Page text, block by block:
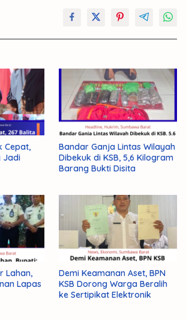
Cepat,
Jadi
Bandar Ganja Lintas Wilayah
Dibekuk di KSB, 5,6 Kilogram
Barang Bukti Disita
Lahan,
Lapas
Demi Keamanan Aset, BPN
KSB Dorong Warga Beralih
ke Sertipikat Elektronik